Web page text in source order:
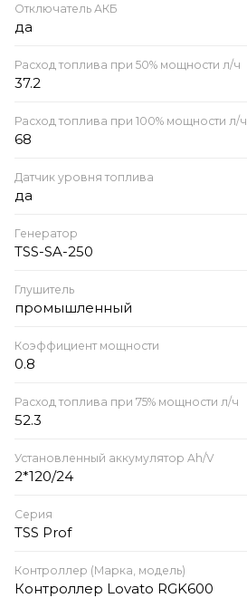
Отключатель АКБ
да
Расход топлива при 50% мощности л/ч
37.2
Расход топлива при 100% мощности л/ч
68
Датчик уровня топлива
да
Генератор
TSS-SA-250
Глушитель
промышленный
Коэффициент мощности
0.8
Расход топлива при 75% мощности л/ч
52.3
Установленный аккумулятор Ah/V
2*120/24
Серия
TSS Prof
Контроллер (Марка, модель)
Контроллер Lovato RGK600